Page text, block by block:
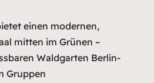
einen modernen,
mitten im Grünen –
Waldgarten Berlin-
Gruppen